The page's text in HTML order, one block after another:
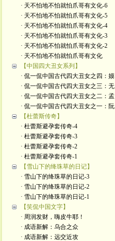
· 天不怕地不怕就怕爪哥有文化-6
· 天不怕地不怕就怕爪哥有文化-5
· 天不怕地不怕就怕爪哥有文化-4
· 天不怕地不怕就怕爪哥有文化-3
· 天不怕地不怕就怕爪哥有文化-2
· 天不怕地不怕就怕爪哥有文化
【中国四大丑女系列】
· 侃一侃中国古代四大丑女之四：嫫
· 侃一侃中国古代四大丑女之三：无
· 侃一侃中国古代四大丑女之二：孟
· 侃一侃中国古代四大丑女之一：阮
【杜蕾斯传奇】
· 杜蕾斯避孕套传奇-4
· 杜蕾斯避孕套传奇-3
· 杜蕾斯避孕套传奇-2
· 杜蕾斯避孕套传奇-1
【雪山下的绛珠草的日记】
· 雪山下的绛珠草的日记-3
· 雪山下的绛珠草的日记-2
· 雪山下的绛珠草的日记-1
【笑侃中国文字】
· 周润发财，嗨皮牛耶！
· 成语新解：乌合之众
· 成语新解：远交近攻